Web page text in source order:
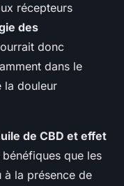
récepteurs
des
donc
dans le
la douleur
de CBD et effet
que les
à la présence de